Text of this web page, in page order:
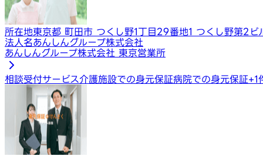
所在地東京都 町田市 つくし野1丁目29番地1 つくし野第2ビ
法人名あんしんグループ株式会社
あんしんグループ株式会社 東京営業所
相談受付サービス介護施設での身元保証病院での身元保証+1